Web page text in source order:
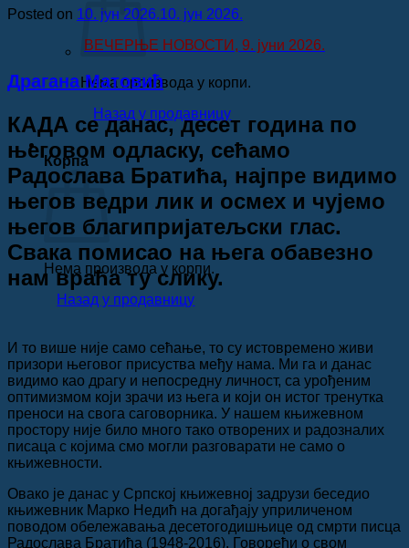
Нема производа у корпи.
Назад у продавницу
Корпа
Нема производа у корпи.
Назад у продавницу
Posted on 10. јун 2026.10. јун 2026.
ВЕЧЕРЊЕ НОВОСТИ, 9. јуни 2026.
Драгана Матовић
КАДА се данас, десет година по
његовом одласку, сећамо
Радослава Братића, најпре видимо
његов ведри лик и осмех и чујемо
његов благипријатељски глас.
Свака помисао на њега обавезно
нам враћа ту слику.
И то више није само сећање, то су истовремено живи
призори његовог присуства међу нама. Ми га и данас
видимо као драгу и непосредну личност, са урођеним
оптимизмом који зрачи из њега и који он истог тренутка
преноси на свога саговорника. У нашем књижевном
простору није било много тако отворених и радозналих
писаца с којима смо могли разговарати не само о
књижевности.
Овако је данас у Српској књижевној задрузи беседио
књижевник Марко Недић на догађају уприличеном
поводом обележавања десетогодишњице од смрти писца
Радослава Братића (1948-2016). Говорећи о свом